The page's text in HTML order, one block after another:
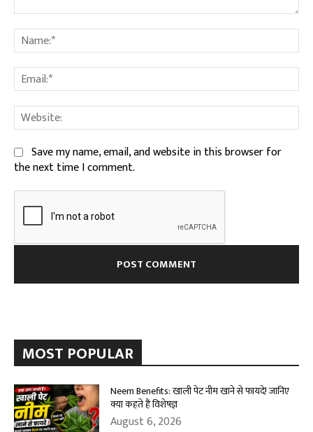
Save my name, email, and website in this browser for
the next time I comment.
MOST POPULAR
Neem Benefits: खाली पेट नीम खाने से फायदे! जानिए
क्या कहते हैं विशेषज्ञ
August 6, 2026